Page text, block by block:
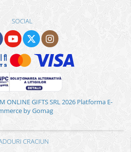
SOCIAL
ONLINE GIFTS SRL 2026 Platforma E-
by Gomag
CRACIUN